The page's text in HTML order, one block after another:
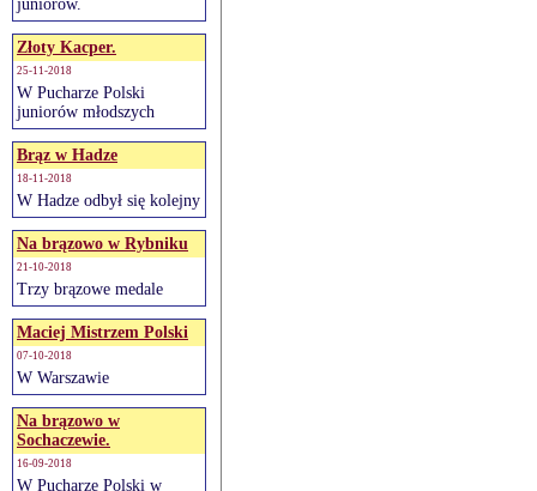
juniorów.
Złoty Kacper.
25-11-2018
W Pucharze Polski
juniorów młodszych
Brąz w Hadze
18-11-2018
W Hadze odbył się kolejny
Na brązowo w Rybniku
21-10-2018
Trzy brązowe medale
Maciej Mistrzem Polski
07-10-2018
W Warszawie
Na brązowo w
Sochaczewie.
16-09-2018
W Pucharze Polski w